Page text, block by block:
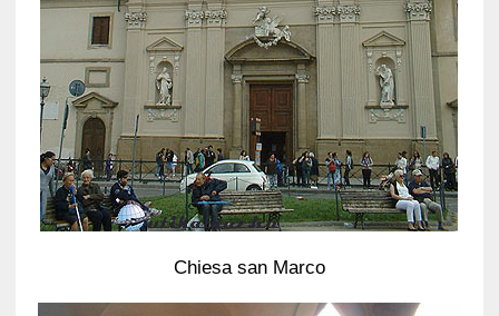
Chiesa san Marco